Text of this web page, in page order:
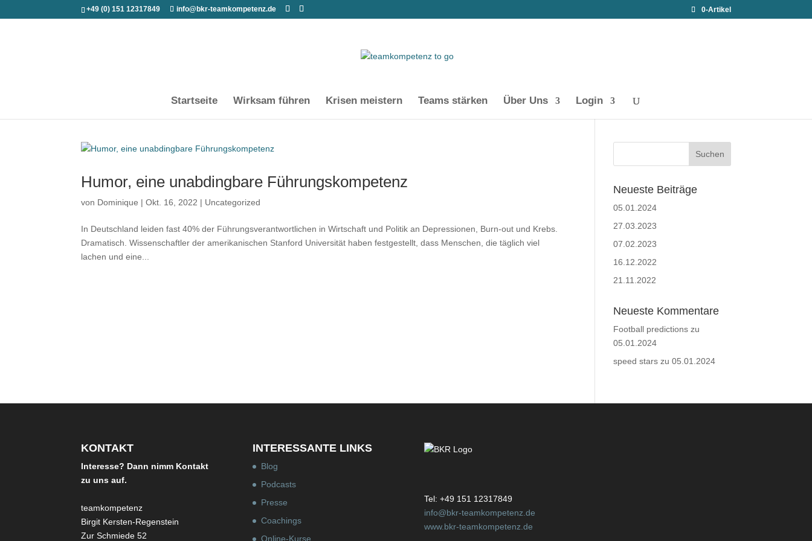
+49 (0) 151 12317849 info@bkr-teamkompetenz.de 0-Artikel
Startseite Wirksam führen Krisen meistern Teams stärken Über Uns Login
Humor, eine unabdingbare Führungskompetenz
von Dominique |Okt. 16, 2022 | Uncategorized
In Deutschland leiden fast 40% der Führungsverantwortlichen in Wirtschaft und Politik an Depressionen, Burn-out und Krebs.
Dramatisch. Wissenschaftler der amerikanischen Stanford Universität haben festgestellt, dass Menschen, die täglich viel
lachen und eine...
Neueste Beiträge
05.01.2024
27.03.2023
07.02.2023
16.12.2022
21.11.2022
Neueste Kommentare
Football predictions zu
05.01.2024
speed stars zu05.01.2024
KONTAKT
Interesse? Dann nimm Kontakt
zu uns auf.
teamkompetenz
Birgit Kersten-Regenstein
Zur Schmiede 52
INTERESSANTE LINKS
Blog
Podcasts
Presse
Coachings
Online-Kurse
Tel: +49 151 12317849
info@bkr-teamkompetenz.de
www.bkr-teamkompetenz.de